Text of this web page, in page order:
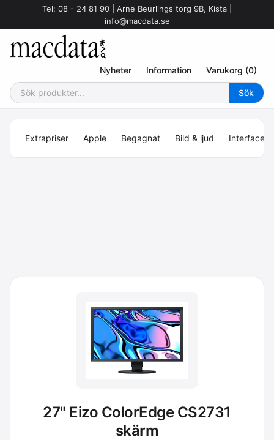
Tel: 08 - 24 81 90 | Arne Beurlings torg 9B, Kista |
info@macdata.se
Nyheter Information Varukorg (0)
Extrapriser Apple Begagnat Bild & ljud Interface
27" Eizo ColorEdge CS2731
skärm